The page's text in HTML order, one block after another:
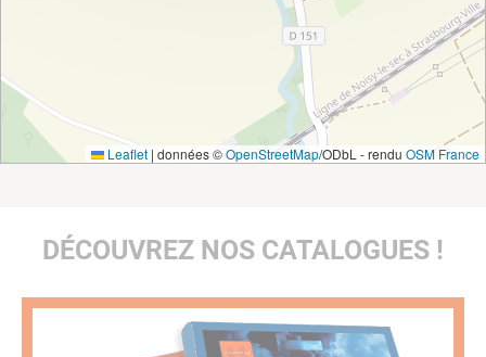
Leaflet | données ©OpenStreetMap/ODbL - rendu OSM France
DÉCOUVREZ NOS CATALOGUES !